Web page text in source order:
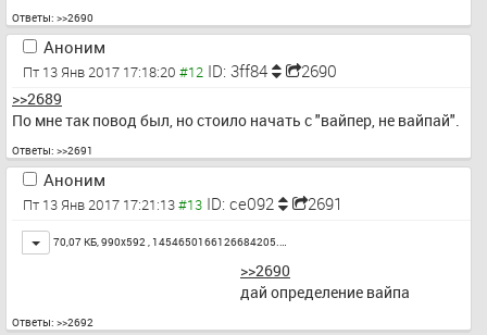
Ответы: >>2690
Аноним
Пт 13 Янв 2017 17:18:20 ID: 3ff84 2690
>>2689
По мне так повод был, но стоило начать с "вайпер, не вайпай".
Ответы: >>2691
Аноним
Пт 13 Янв 2017 17:21:13 ID: ce092 2691
Toggle
70,07 КБ, 990x592 , 1454650166126684205.…
>>2690
дай определение вайпа
Ответы: >>2692